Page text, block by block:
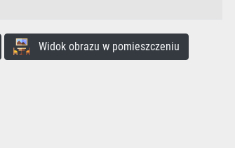
Widok obrazu w pomieszczeniu